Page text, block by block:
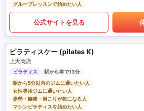
グループレッスンで始めたい人
公式サイトを見る
ピラティスケー (pilates K)
上大岡店
ピラティス
駅から車で13分
駅から5分以内のジムに通いたい人
女性専用ジムに通いたい人
姿勢・腰痛・肩こりが気になる人
マシンピラティスを始めたい人